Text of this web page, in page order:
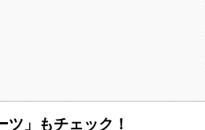
ツ」もチェック！